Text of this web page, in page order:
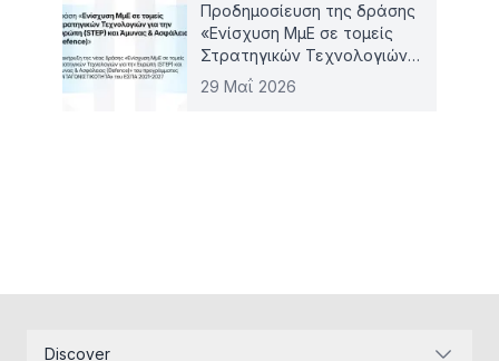
Προδημοσίευση της δράσης
«Ενίσχυση ΜμΕ σε τομείς
Στρατηγικών Τεχνολογιών
για την Ευρώπη (STEP) και
29 Μαΐ 2026
Discover